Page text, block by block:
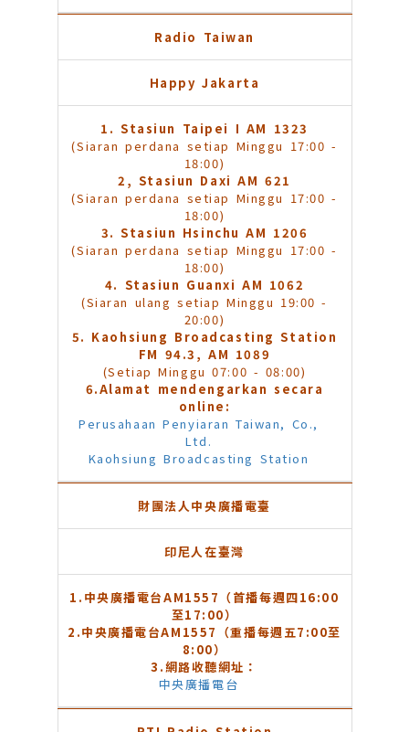
Radio Taiwan
Happy Jakarta
1. Stasiun Taipei I AM 1323
(Siaran perdana setiap Minggu 17:00 -
18:00)
2, Stasiun Daxi AM 621
(Siaran perdana setiap Minggu 17:00 -
18:00)
3. Stasiun Hsinchu AM 1206
(Siaran perdana setiap Minggu 17:00 -
18:00)
4. Stasiun Guanxi AM 1062
(Siaran ulang setiap Minggu 19:00 -
20:00)
5. Kaohsiung Broadcasting Station
FM 94.3, AM 1089
(Setiap Minggu 07:00 - 08:00)
6.Alamat mendengarkan secara
online:
Perusahaan Penyiaran Taiwan, Co.,
Ltd.
Kaohsiung Broadcasting Station
財團法人中央廣播電臺
印尼人在臺灣
1. 中央廣播電台AM1557 （首播每週四16:00
至17:00）
2.中央廣播電台AM1557（重播每週五7:00至
8:00）
3.網路收聽網址：
中央廣播電台